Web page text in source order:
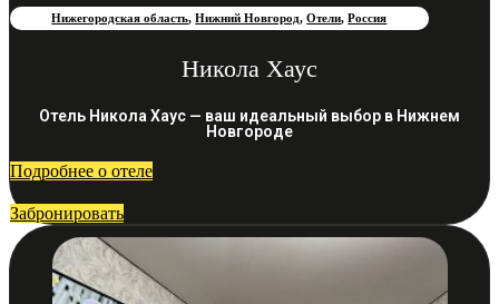
Нижегородская область,Нижний Новгород,Отели,Россия
Никола Хаус
Отель Никола Хаус — ваш идеальный выбор в Нижнем
Новгороде
Подробнее о отеле
Забронировать